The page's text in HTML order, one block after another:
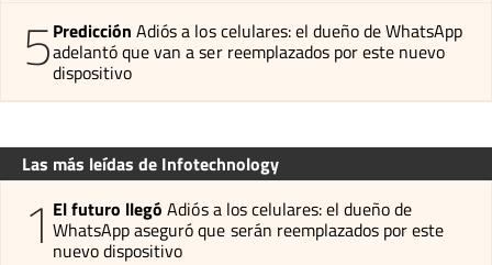
5Predicción Adiós a los celulares: el dueño de WhatsApp
adelantó que van a ser reemplazados por este nuevo
dispositivo
Las más leídas de Infotechnology
1 El futuro llegó Adiós a los celulares: el dueño de
WhatsApp aseguró que serán reemplazados por este
nuevo dispositivo